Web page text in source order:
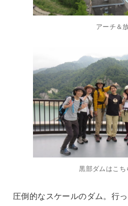
アーチ＆
黒部ダムはこち
圧倒的なスケールのダム。行